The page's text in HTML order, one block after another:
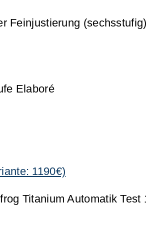
Feinjustierung (sechsstufig)
Elaboré
1190€)